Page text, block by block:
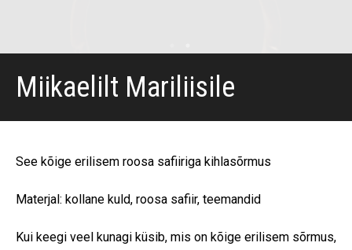
Miikaelilt Mariliisile
See kõige erilisem roosa safiiriga kihlasõrmus
Materjal: kollane kuld, roosa safiir, teemandid
Kui keegi veel kunagi küsib, mis on kõige erilisem sõrmus,